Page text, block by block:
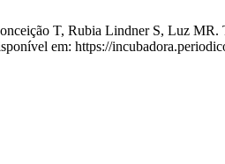
T, Rubia Lindner S, Luz MR.
em: https://